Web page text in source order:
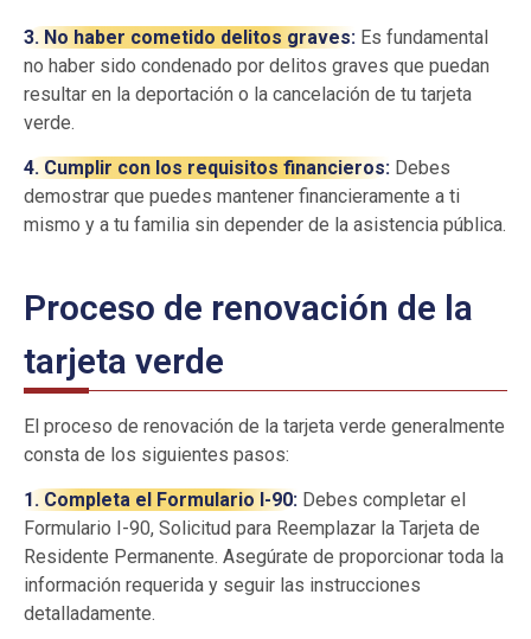
3. No haber cometido delitos graves: Es fundamental
no haber sido condenado por delitos graves que puedan
resultar en la deportación o la cancelación de tu tarjeta
verde.
4. Cumplir con los requisitos financieros: Debes
demostrar que puedes mantener financieramente a ti
mismo y a tu familia sin depender de la asistencia pública.
Proceso de renovación de la
tarjeta verde
El proceso de renovación de la tarjeta verde generalmente
consta de los siguientes pasos:
1. Completa el Formulario I-90: Debes completar el
Formulario I-90, Solicitud para Reemplazar la Tarjeta de
Residente Permanente. Asegúrate de proporcionar toda la
información requerida y seguir las instrucciones
detalladamente.